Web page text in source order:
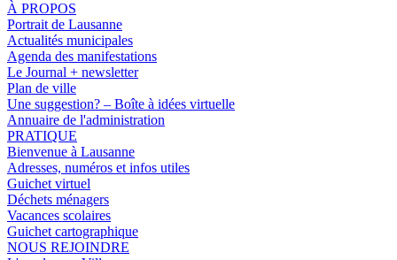
À PROPOS
Portrait de Lausanne
Actualités municipales
Agenda des manifestations
Le Journal + newsletter
Plan de ville
Une suggestion? – Boîte à idées virtuelle
Annuaire de l'administration
PRATIQUE
Bienvenue à Lausanne
Adresses, numéros et infos utiles
Guichet virtuel
Déchets ménagers
Vacances scolaires
Guichet cartographique
NOUS REJOINDRE